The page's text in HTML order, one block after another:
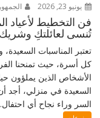
يونيو 23, 2026
فن التخطيط لأعياد
تُنسى لعائلتكِ
تعتبر المناسبات
كل أسرة، حيث تمنحنا
الأشخاص الذين يملؤون
السعيدة في منزلي، أجد
السر وراء نجاح أي